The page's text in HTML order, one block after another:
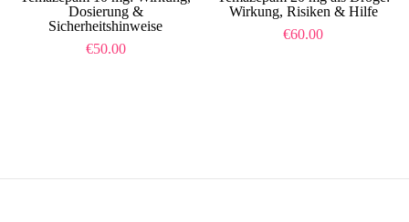
Dosierung &
Sicherheitshinweise
€50.00
Wirkung, Risiken & Hilfe
€60.00